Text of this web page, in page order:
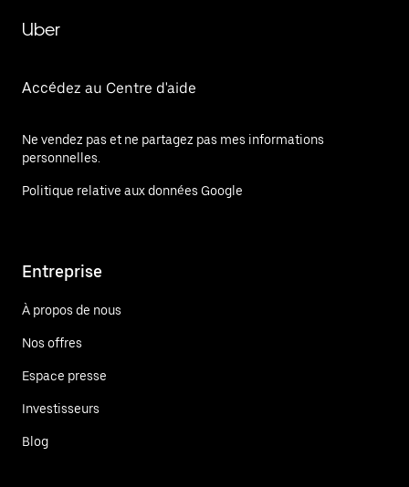
Uber
Accédez au Centre d'aide
Ne vendez pas et ne partagez pas mes informations
personnelles.
Politique relative aux données Google
Entreprise
À propos de nous
Nos offres
Espace presse
Investisseurs
Blog